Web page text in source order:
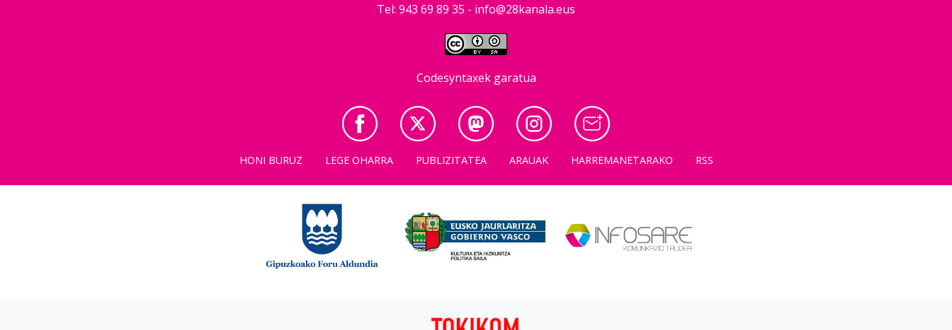
Tel: 943 69 89 35 - info@28kanala.eus
Codesyntaxek garatua
HONI BURUZ LEGE OHARRA PUBLIZITATEA ARAUAK HARREMANETARAKO RSS